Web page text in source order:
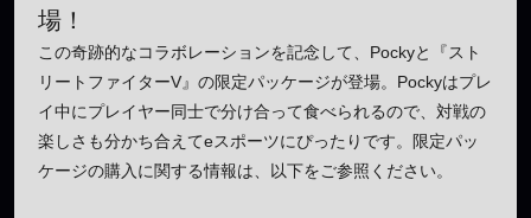
場！
この奇跡的なコラボレーションを記念して、Pockyと『スト
リートファイターV』の限定パッケージが登場。Pockyはプレ
イ中にプレイヤー同士で分け合って食べられるので、対戦の
楽しさも分かち合えてeスポーツにぴったりです。限定パッ
ケージの購入に関する情報は、以下をご参照ください。